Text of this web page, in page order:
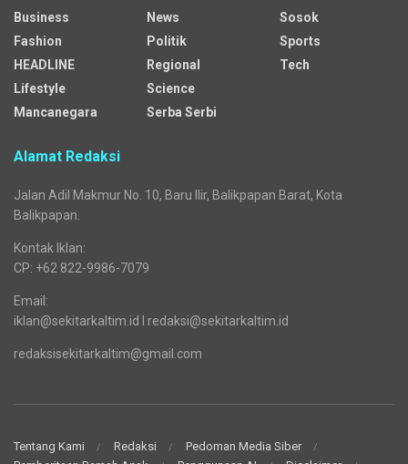
Business
Fashion
HEADLINE
Lifestyle
Mancanegara
News
Politik
Regional
Science
Serba Serbi
Sosok
Sports
Tech
Alamat Redaksi
Jalan Adil Makmur No. 10, Baru Ilir, Balikpapan Barat, Kota
Balikpapan.
Kontak Iklan:
CP: +62 822-9986-7079
Email:
iklan@sekitarkaltim.id I redaksi@sekitarkaltim.id
redaksisekitarkaltim@gmail.com
Tentang Kami Redaksi
Pedoman Media Siber